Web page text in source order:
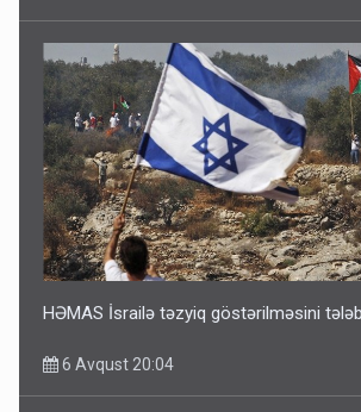
HƏMAS İsrailə təzyiq göstərilməsini
6 Avqust 20:04